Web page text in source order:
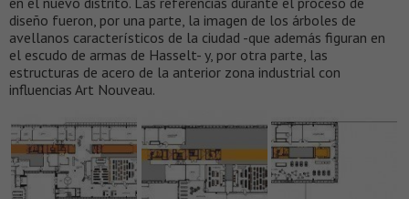
diseño fueron, por una parte, la imagen de los árboles de
avellanos característicos de la ciudad -que además figuran en
el escudo de armas de Hasselt- y, por otra parte, las
estructuras de acero de la anterior zona industrial con
influencias Art Nouveau.